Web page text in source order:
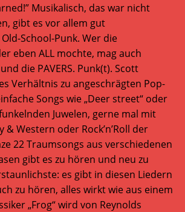
Musikalisch, das war nicht
gibt es vor allem gut
School-Punk. Wer die
eben ALL mochte, mag auch
und die PAVERS. Punk(t). Scott
Verhältnis zu angeschrägten Pop-
Songs wie „Deer street“ oder
Juwelen, gerne mal mit
& Western oder Rock’n’Roll der
22 Traumsongs aus verschiedenen
gibt es zu hören und neu zu
es gibt in diesen Liedern
zu hören, alles wirkt wie aus einem
„Frog“ wird von Reynolds